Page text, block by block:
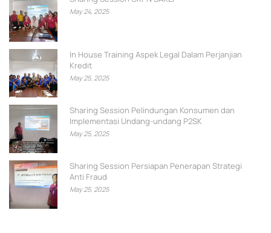
May 24, 2025
In House Training Aspek Legal Dalam Perjanjian
Kredit
May 25, 2025
Sharing Session Pelindungan Konsumen dan
Implementasi Undang-undang P2SK
May 25, 2025
Sharing Session Persiapan Penerapan Strategi
Anti Fraud
May 25, 2025